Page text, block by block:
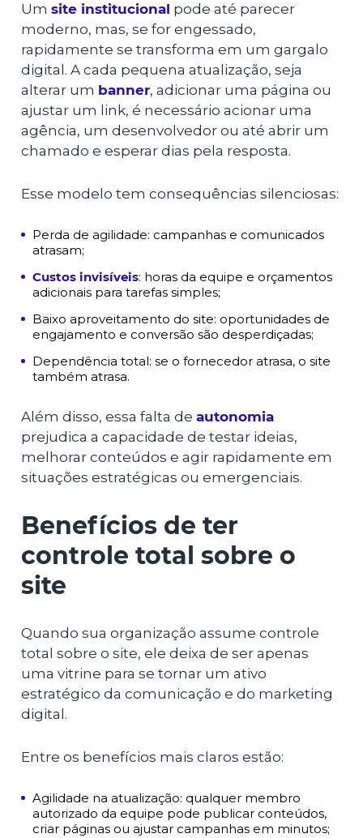
Um site institucional pode até parecer
moderno, mas, se for engessado,
rapidamente se transforma em um gargalo
digital. A cada pequena atualização, seja
alterar um banner, adicionar uma página ou
ajustar um link, é necessário acionar uma
agência, um desenvolvedor ou até abrir um
chamado e esperar dias pela resposta.
Esse modelo tem consequências silenciosas:
Perda de agilidade: campanhas e comunicados
atrasam;
Custos invisíveis: horas da equipe e orçamentos
adicionais para tarefas simples;
Baixo aproveitamento do site: oportunidades de
engajamento e conversão são desperdiçadas;
Dependência total: se o fornecedor atrasa, o site
também atrasa.
Além disso, essa falta de autonomia
prejudica a capacidade de testar ideias,
melhorar conteúdos e agir rapidamente em
situações estratégicas ou emergenciais.
Benefícios de ter
controle total sobre o
site
Quando sua organização assume controle
total sobre o site, ele deixa de ser apenas
uma vitrine para se tornar um ativo
estratégico da comunicação e do marketing
digital.
Entre os benefícios mais claros estão:
Agilidade na atualização: qualquer membro
autorizado da equipe pode publicar conteúdos,
criar páginas ou ajustar campanhas em minutos;